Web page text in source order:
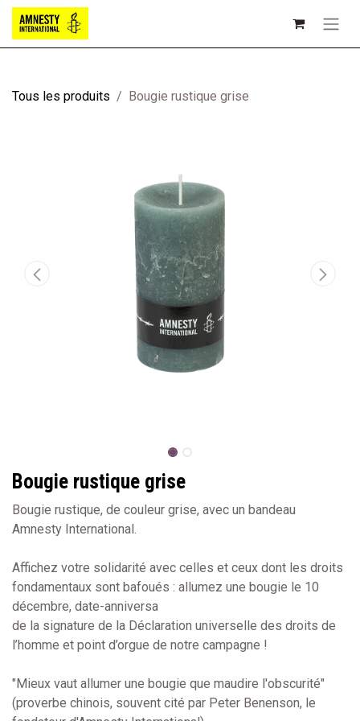
Tous les produits Bougie rustique grise
Bougie rustique grise
Bougie rustique, de couleur grise, avec un bandeau
Amnesty International.
Affichez votre solidarité avec celles et ceux dont les droits
fondamentaux sont bafoués : allumez une bougie le 10
décembre, date-anniversa
de la signature de la Déclaration universelle des droits de
l’homme et point d’orgue de notre campagne !
"Mieux vaut allumer une bougie que maudire l'obscurité"
(proverbe chinois, souvent cité par Peter Benenson, le